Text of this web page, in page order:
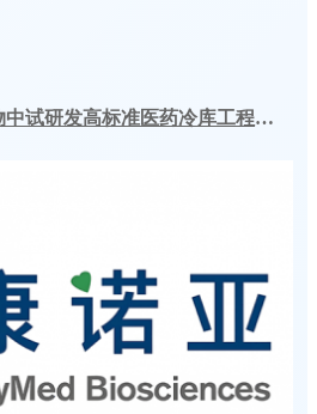
泰州泰康药业抗体药物中试研发高标准医药冷库工程案例